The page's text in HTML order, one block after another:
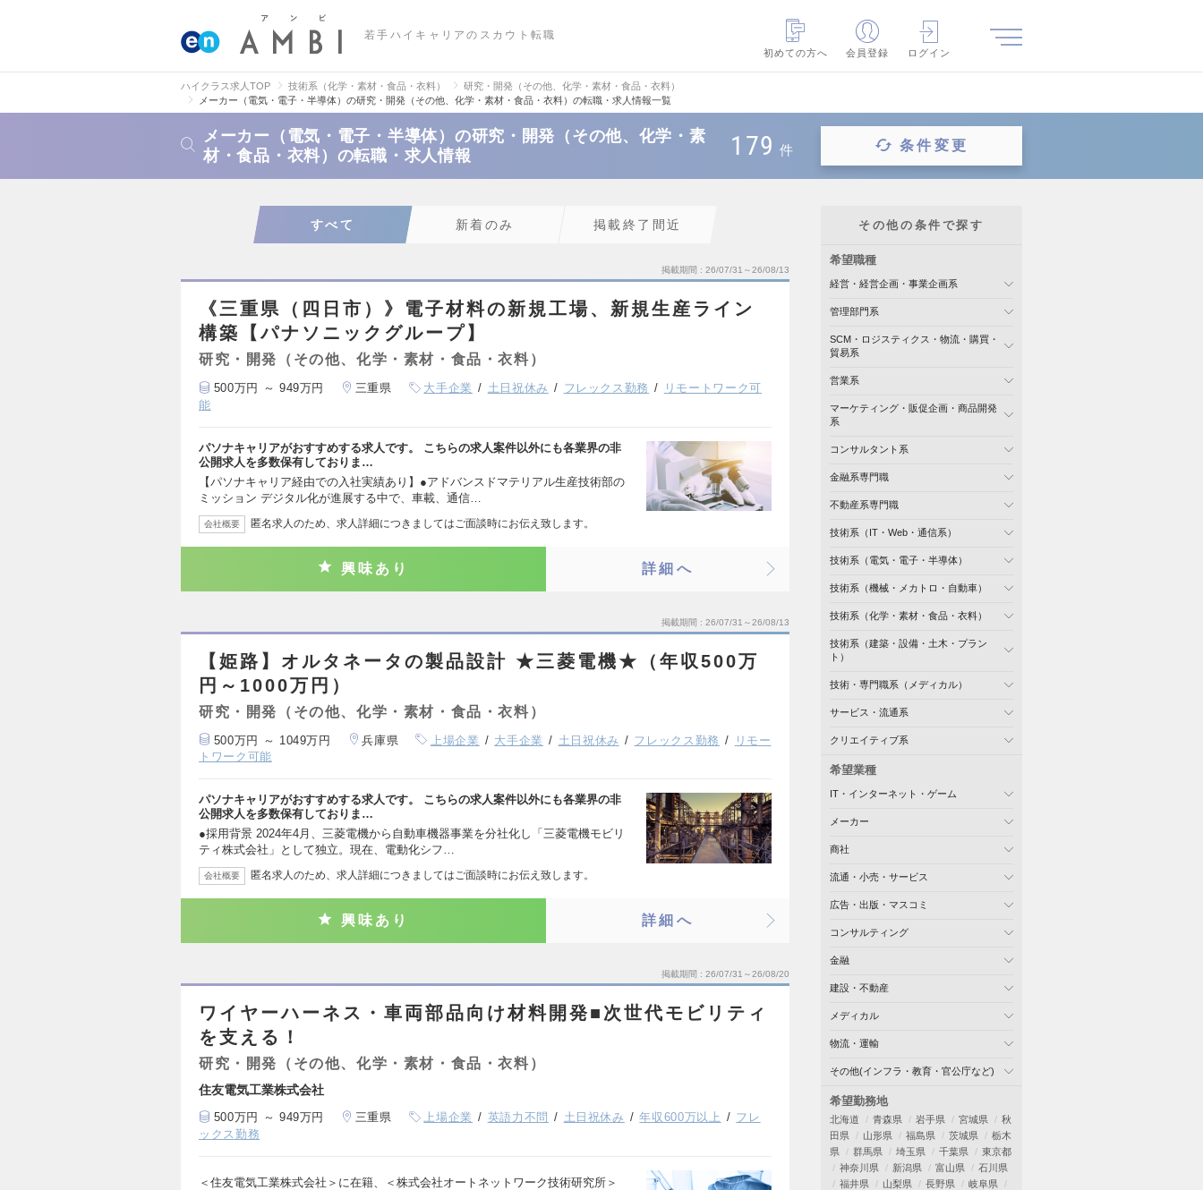
若手ハイキャリアのスカウト転職
初めての方へ
会員登録 ログイン
ハイクラス求人TOP 技術系（化学・素材・食品・衣料）
研究・開発（その他、化学・素材・食品・衣料）
メーカー（電気・電子・半導体）の研究・開発（その他、化学・素材・食品・衣料）の転職・求人情報一覧
メーカー（電気・電子・半導体）の研究・開発（その他、化学・素
材・食品・衣料）の転職・求人情報
179 件 条件変更
すべて 新着のみ 掲載終了間近
掲載期間 26/07/31～26/08/13
《三重県（四日市）》電子材料の新規工場、新規生産ライン
構築【パナソニックグループ】
研究・開発（その他、化学・素材・食品・衣料）
500万円 ～ 949万円 三重県 大手企業 土日祝休み フレックス勤務
リモートワーク可
能
パソナキャリアがおすすめする求人です。 こちらの求人案件以外にも各業界の非
公開求人を多数保有しておりま…
【パソナキャリア経由での入社実績あり】●アドバンスドマテリアル生産技術部の
ミッション デジタル化が進展する中で、車載、通信…
会社概要 匿名求人のため、求人詳細につきましてはご面談時にお伝え致します。
興味あり 詳細へ
掲載期間 26/07/31～26/08/13
【姫路】オルタネータの製品設計 ★三菱電機★（年収500万
円～1000万円）
研究・開発（その他、化学・素材・食品・衣料）
500万円 ～ 1049万円 兵庫県 上場企業 大手企業 土日祝休み フレックス勤務
リモー
トワーク可能
パソナキャリアがおすすめする求人です。 こちらの求人案件以外にも各業界の非
公開求人を多数保有しておりま…
●採用背景 2024年4月、三菱電機から自動車機器事業を分社化し「三菱電機モビリ
ティ株式会社」として独立。現在、電動化シフ…
会社概要 匿名求人のため、求人詳細につきましてはご面談時にお伝え致します。
興味あり 詳細へ
掲載期間 26/07/31～26/08/20
ワイヤーハーネス・車両部品向け材料開発■次世代モビリティ
を支える！
研究・開発（その他、化学・素材・食品・衣料）
住友電気工業株式会社
500万円 ～ 949万円 三重県 上場企業 英語力不問 土日祝休み 年収600万以上
フレ
ックス勤務
＜住友電気工業株式会社＞に在籍、＜株式会社オートネットワーク技術研究所＞
その他の条件で探す
希望職種
経営・経営企画・事業企画系
管理部門系
SCM・ロジスティクス・物流・購買・
貿易系
営業系
マーケティング・販促企画・商品開発
系
コンサルタント系
金融系専門職
不動産系専門職
技術系（IT・Web・通信系）
技術系（電気・電子・半導体）
技術系（機械・メカトロ・自動車）
技術系（化学・素材・食品・衣料）
技術系（建築・設備・土木・プラン
ト）
技術・専門職系（メディカル）
サービス・流通系
クリエイティブ系
希望業種
IT・インターネット・ゲーム
メーカー
商社
流通・小売・サービス
広告・出版・マスコミ
コンサルティング
金融
建設・不動産
メディカル
物流・運輸
その他(インフラ・教育・官公庁など)
希望勤務地
北海道 青森県 岩手県 宮城県
秋
田県
山形県 福島県 茨城県
栃木
県
群馬県 埼玉県 千葉県
東京都
神奈川県
新潟県 富山県
石川県
福井県
山梨県 長野県
岐阜県